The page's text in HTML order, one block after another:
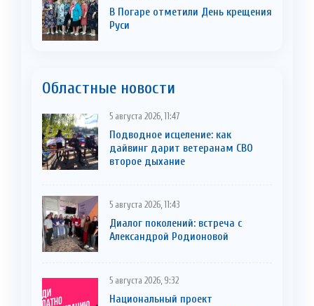
В Погаре отметили День крещения
Руси
Областные новости
5 августа 2026, 11:47
Подводное исцеление: как
дайвинг дарит ветеранам СВО
второе дыхание
5 августа 2026, 11:43
Диалог поколений: встреча с
Александрой Родионовой
5 августа 2026, 9:32
Национальный проект